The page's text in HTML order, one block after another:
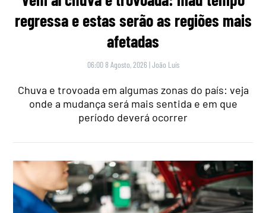
regressa e estas serão as regiões mais
afetadas
06:00 8 Agosto, 2026 |João Luís
Chuva e trovoada em algumas zonas do país: veja
onde a mudança será mais sentida e em que
período deverá ocorrer